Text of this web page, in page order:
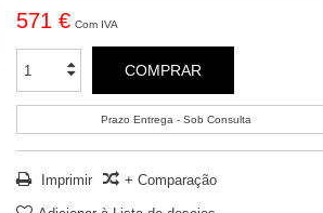
571 € Com IVA
COMPRAR
Prazo Entrega - Sob Consulta
Imprimir + Comparação